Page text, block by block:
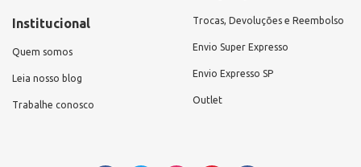
Institucional
Quem somos
Leia nosso blog
Trabalhe conosco
Trocas, Devoluções e Reembolso
Envio Super Expresso
Envio Expresso SP
Outlet